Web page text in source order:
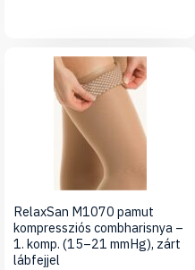
RelaxSan M1070 pamut
kompressziós combharisnya –
1. komp. (15–21 mmHg), zárt
lábfejjel